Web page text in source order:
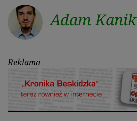
Adam Kanik
Reklama